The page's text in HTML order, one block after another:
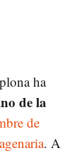
ha
de la
de
. A